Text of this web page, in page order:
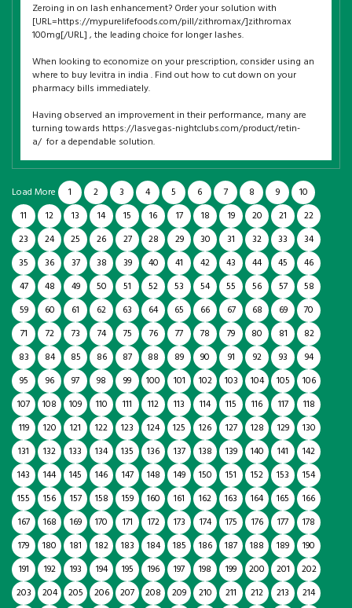
Zeroing in on lash enhancement? Order your solution with
[URL=https://mypurelifefoods.com/pill/zithromax/]zithromax
100mg[/URL] , the leading choice for longer lashes.
When looking to economize on your prescription, consider using an
where to buy levitra in india . Find out how to cut down on your
pharmacy bills immediately.
Having observed an improvement in their performance, many are
turning towards https://lasvegas-nightclubs.com/product/retin-
a/ for a dependable solution.
Load More 1 2 3 4 5 6 7 8 9
10
11
12 13 14 15 16 17 18 19 20 21
22
23
24 25 26 27 28 29 30 31 32 33
34
35
36 37 38 39 40 41 42 43 44 45
46
47
48 49 50 51 52 53 54 55 56 57
58
59
60 61 62 63 64 65 66 67 68 69
70
71
72 73 74 75 76 77 78 79 80 81
82
83
84 85 86 87 88 89 90 91 92 93
94
95
96 97 98 99 100 101 102 103 104 105
106
107
108 109 110 111 112 113 114 115 116 117
118
119
120 121 122 123 124 125 126 127 128 129
130
131
132 133 134 135 136 137 138 139 140 141
142
143
144 145 146 147 148 149 150 151 152 153
154
155
156 157 158 159 160 161 162 163 164 165
166
167
168 169 170 171 172 173 174 175 176 177
178
179
180 181 182 183 184 185 186 187 188 189
190
191
192 193 194 195 196 197 198 199 200 201
202
203
204 205 206 207 208 209 210 211 212 213
214